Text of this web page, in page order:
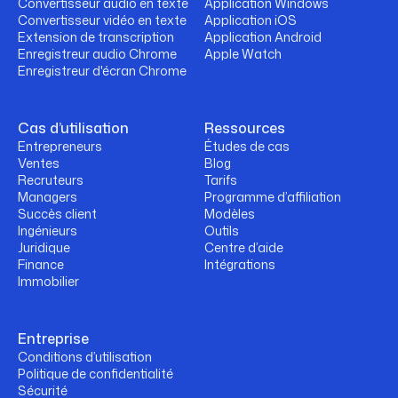
Convertisseur audio en texte
Convertisseur vidéo en texte
Extension de transcription
Enregistreur audio Chrome
Enregistreur d'écran Chrome
Application Windows
Application iOS
Application Android
Apple Watch
Cas d’utilisation
Entrepreneurs
Ventes
Recruteurs
Managers
Succès client
Ingénieurs
Juridique
Finance
Immobilier
Ressources
Études de cas
Blog
Tarifs
Programme d’affiliation
Modèles
Outils
Centre d’aide
Intégrations
Entreprise
Conditions d’utilisation
Politique de confidentialité
Sécurité